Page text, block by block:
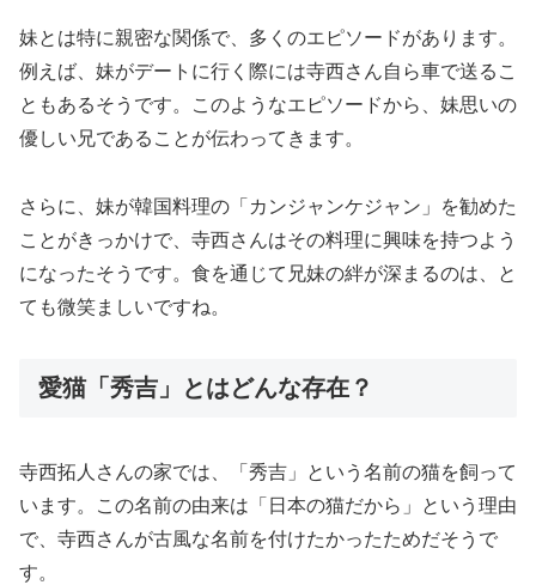
妹とは特に親密な関係で、多くのエピソードがあります。
例えば、妹がデートに行く際には寺西さん自ら車で送るこ
ともあるそうです。このようなエピソードから、妹思いの
優しい兄であることが伝わってきます。
さらに、妹が韓国料理の「カンジャンケジャン」を勧めた
ことがきっかけで、寺西さんはその料理に興味を持つよう
になったそうです。食を通じて兄妹の絆が深まるのは、と
ても微笑ましいですね。
愛猫「秀吉」とはどんな存在？
寺西拓人さんの家では、「秀吉」という名前の猫を飼って
います。この名前の由来は「日本の猫だから」という理由
で、寺西さんが古風な名前を付けたかったためだそうで
す。